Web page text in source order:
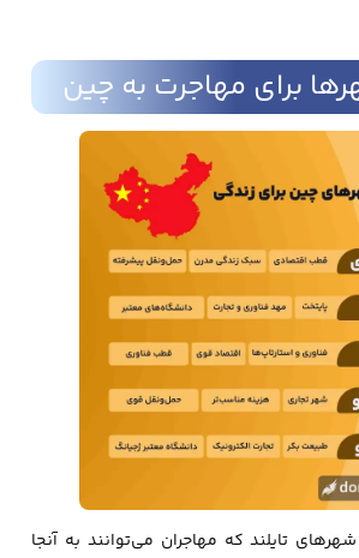
برای مهاجرت به چین
تایلند که مهاجران می‌توانند به آنجا